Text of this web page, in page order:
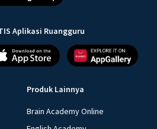
Aplikasi Ruangguru
Produk Lainnya
Brain Academy Online